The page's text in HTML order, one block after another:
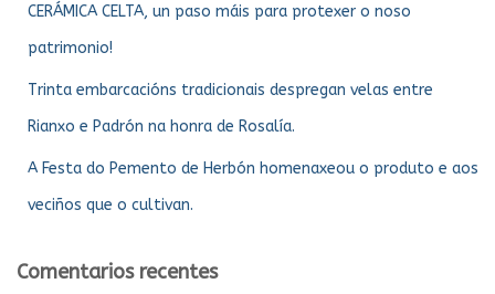
CERÁMICA CELTA, un paso máis para protexer o noso
patrimonio!
Trinta embarcacións tradicionais despregan velas entre
Rianxo e Padrón na honra de Rosalía.
A Festa do Pemento de Herbón homenaxeou o produto e aos
veciños que o cultivan.
Comentarios recentes